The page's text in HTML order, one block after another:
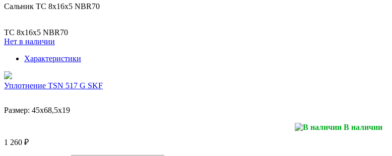
Сальник TC 8x16x5 NBR70
TC 8x16x5 NBR70
Нет в наличии
Характеристики
Уплотнение TSN 517 G SKF
Размер: 45x68,5x19
В наличии
1 260 ₽